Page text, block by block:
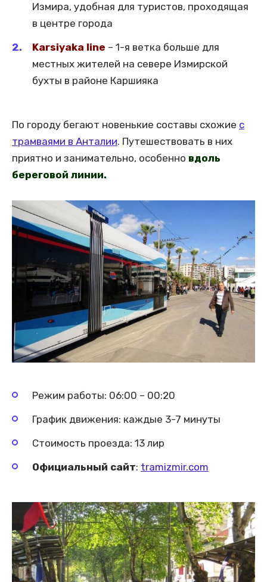
Измира, удобная для туристов, проходящая
в центре города
Karsiyaka line – 1-я ветка больше для
местных жителей на севере Измирской
бухты в районе Каршияка
По городу бегают новенькие составы схожие с
трамваями в Анталии. Путешествовать в них
приятно и занимательно, особенно вдоль
береговой линии.
Режим работы: 06:00 – 00:20
График движения: каждые 3-7 минуты
Стоимость проезда: 13 лир
Официальный сайт: tramizmir.com